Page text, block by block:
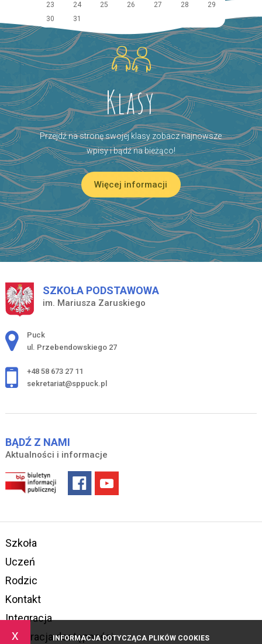
x INFORMACJA DOTYCZĄCA PLIKÓW COOKIES
23
24 25 26 27 28
29
30
31
Klasy
Przejdź na stronę swojej klasy zobacz najnowsze
wpisy i bądź na bieżąco!
Więcej informacji
SZKOŁA PODSTAWOWA
im. Mariusza Zaruskiego
Adres pocztowy:
Puck
ul. Przebendowskiego 27
+48 58 673 27 11
sekretariat@sppuck.pl
BĄDŹ Z NAMI
Aktualności i informacje
Szkoła
Uczeń
Rodzic
Kontakt
Integracja
Deklaracja dostępności